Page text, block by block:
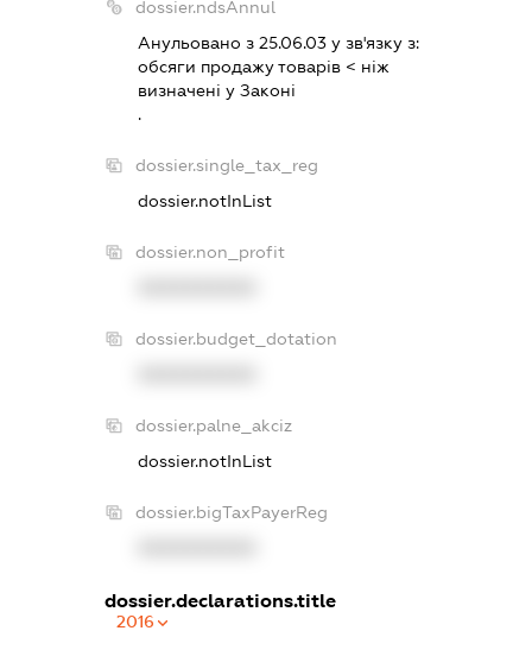
dossier.ndsAnnul
Анульовано з 25.06.03 у зв'язку з:
обсяги продажу товарiв < нiж
визначенi у Законi
.
dossier.single_tax_reg
dossier.notInList
dossier.non_profit
dossier.budget_dotation
dossier.palne_akciz
dossier.notInList
dossier.bigTaxPayerReg
dossier.declarations.title
2016